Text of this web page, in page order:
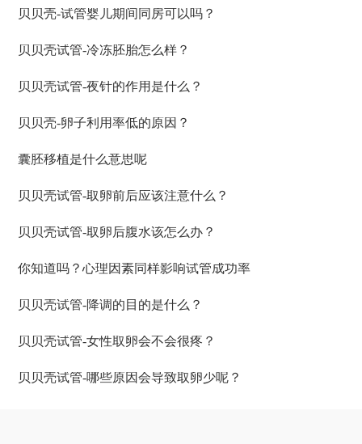
贝贝壳-试管婴儿期间同房可以吗？
贝贝壳试管-冷冻胚胎怎么样？
贝贝壳试管-夜针的作用是什么？
贝贝壳-卵子利用率低的原因？
囊胚移植是什么意思呢
贝贝壳试管-取卵前后应该注意什么？
贝贝壳试管-取卵后腹水该怎么办？
你知道吗？心理因素同样影响试管成功率
贝贝壳试管-降调的目的是什么？
贝贝壳试管-女性取卵会不会很疼？
贝贝壳试管-哪些原因会导致取卵少呢？